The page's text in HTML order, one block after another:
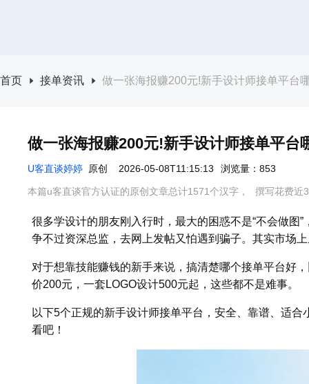
首页 接单资讯 做一张海报赚200元!新手设计师接单平台
做一张海报赚200元!新手设计师接单平台
U客直谈婷婷 原创 2026-05-08T11:15:13 浏览量：853
本篇u客直谈官方认证的原创文章总计1571个汉字， 撰写花费近
很多学设计的朋友刚入行时，最大的困惑不是“不会做图
争不过资深总监，去网上发帖又怕遇到骗子。其实市场
对于想靠技能赚钱的新手来说，搞清楚哪个接单平台好
价200元，一套LOGO设计500元起，这些都不是难事。
以下5个正规的新手设计师接单平台，安全、靠谱、适
看吧！